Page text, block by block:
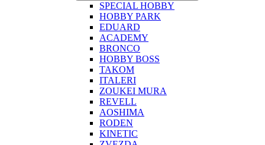
SPECIAL HOBBY
HOBBY PARK
EDUARD
ACADEMY
BRONCO
HOBBY BOSS
TAKOM
ITALERI
ZOUKEI MURA
REVELL
AOSHIMA
RODEN
KINETIC